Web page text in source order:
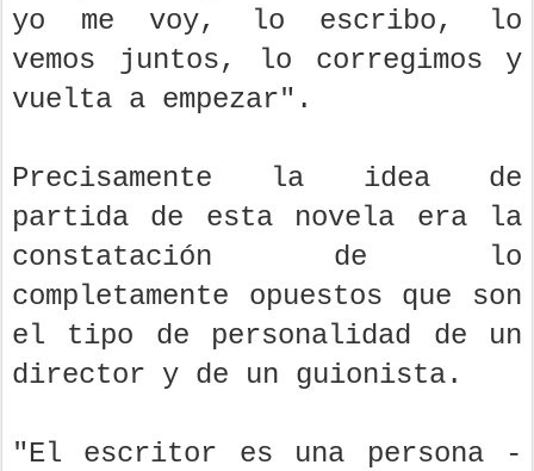
yo me voy, lo escribo, lo
vemos juntos, lo corregimos y
vuelta a empezar".
Precisamente la idea de
partida de esta novela era la
constatación de lo
completamente opuestos que son
el tipo de personalidad de un
director y de un guionista.
"El escritor es una persona -